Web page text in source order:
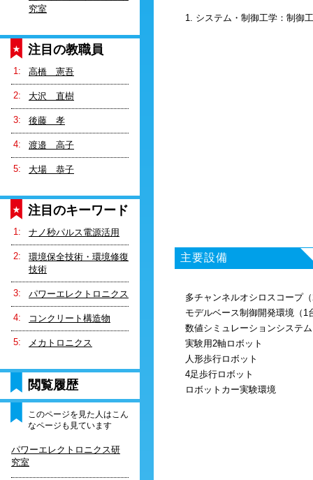
究室
注目の教職員
高橋 憲吾
大沢 直樹
後藤 孝
渡邉 高子
大場 恭子
注目のキーワード
ナノ秒パルス電源活用
環境保全技術・環境修復
技術
パワーエレクトロニクス
コンクリート構造物
メカトロニクス
閲覧履歴
このページを見た人はこん
なページも見ています
パワーエレクトロニクス研
究室
1. システム・制御工学：制御
主要設備
多チャンネルオシロスコープ
モデルベース制御開発環境（1
数値シミュレーションシステ
実験用2軸ロボット
人形歩行ロボット
4足歩行ロボット
ロボットカー実験環境